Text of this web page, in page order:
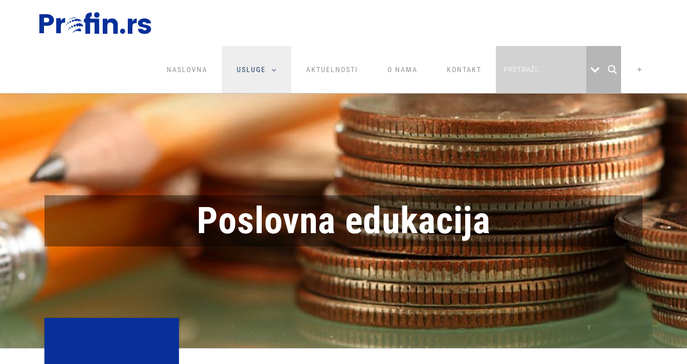
NASLOVNA USLUGE AKTUELNOSTI O NAMA KONTAKT
Poslovna edukacija